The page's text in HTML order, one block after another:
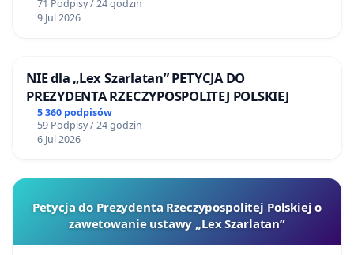
71 Podpisy / 24 godzin
9 Jul 2026
NIE dla „Lex Szarlatan” PETYCJA DO
PREZYDENTA RZECZYPOSPOLITEJ POLSKIEJ
5 360 podpisów
59 Podpisy / 24 godzin
6 Jul 2026
Petycja do Prezydenta Rzeczypospolitej Polskiej o
zawetowanie ustawy „Lex Szarlatan”